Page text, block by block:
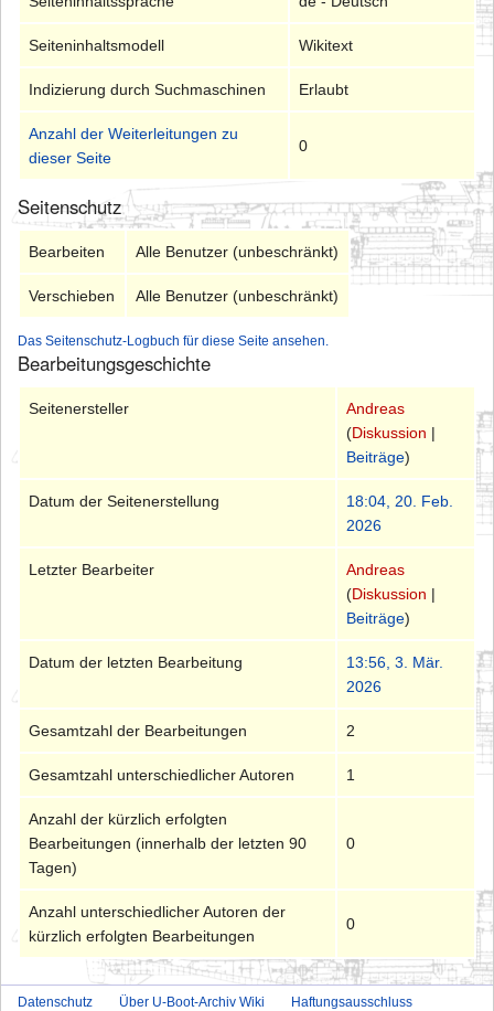
Seiteninhaltsmodell Wikitext
Indizierung durch Suchmaschinen Erlaubt
Anzahl der Weiterleitungen zu
dieser Seite
0
Seitenschutz
Bearbeiten Alle Benutzer (unbeschränkt)
Verschieben Alle Benutzer (unbeschränkt)
Das Seitenschutz-Logbuch für diese Seite ansehen.
Bearbeitungsgeschichte
Seitenersteller
Andreas
(Diskussion |
Beiträge)
Datum der Seitenerstellung
18:04, 20. Feb.
2026
Letzter Bearbeiter
Andreas
(Diskussion |
Beiträge)
Datum der letzten Bearbeitung
13:56, 3. Mär.
2026
Gesamtzahl der Bearbeitungen 2
Gesamtzahl unterschiedlicher Autoren 1
Anzahl der kürzlich erfolgten
Bearbeitungen (innerhalb der letzten 90
Tagen)
0
Anzahl unterschiedlicher Autoren der
kürzlich erfolgten Bearbeitungen
0
Datenschutz Über U-Boot-Archiv Wiki Haftungsausschluss